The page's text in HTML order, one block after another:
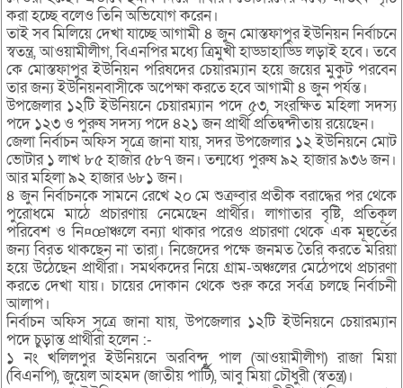
করা হচ্ছে বলেও তিনি অভিযোগ করেন।
তাই সব মিলিয়ে দেখা যাচ্ছে আগামী ৪ জুন মোস্তফাপুর ইউনিয়ন নির্বাচনে
স্বতন্ত্র, আওয়ামীলীগ, বিএনপির মধ্যে ত্রিমুখী হাড্ডাহাড্ডি লড়াই হবে। তবে
কে মোস্তফাপুর ইউনিয়ন পরিষদের চেয়ারম্যান হয়ে জয়ের মুকুট পরবেন
তার জন্য ইউনিয়নবাসীকে অপেক্ষা করতে হবে আগামী ৪ জুন পর্যন্ত।
উপজেলার ১২টি ইউনিয়নে চেয়ারম্যান পদে ৫৩, সংরক্ষিত মহিলা সদস্য
পদে ১২৩ ও পুরুষ সদস্য পদে ৪২১ জন প্রার্থী প্রতিদ্বন্দীতায় রয়েছেন।
জেলা নির্বাচন অফিস সূত্রে জানা যায়, সদর উপজেলার ১২ ইউনিয়নে মোট
ভোটার ১ লাখ ৮৫ হাজার ৫৮৭ জন। তন্মধ্যে পুরুষ ৯২ হাজার ৯৩৬ জন।
আর মহিলা ৯২ হাজার ৬৮১ জন।
৪ জুন নির্বাচনকে সামনে রেখে ২০ মে শুত্রুবার প্রতীক বরাদ্ধের পর থেকে
পুরোধমে মাঠে প্রচারণায় নেমেছেন প্রার্থীর। লাগাতার বৃষ্টি, প্রতিকূল
পরিবেশ ও নি¤œাঞ্চলে বন্যা থাকার পরেও প্রচারণা থেকে এক মূহুর্তের
জন্য বিরত থাকছেন না তারা। নিজেদের পক্ষে জনমত তৈরি করতে মরিয়া
হয়ে উঠেছেন প্রার্থীরা। সমর্থকদের নিয়ে গ্রাম-অঞ্চলের মেঠেপথে প্রচারণা
করতে দেখা যায়। চায়ের দোকান থেকে শুরু করে সর্বত্র চলছে নির্বাচনী
আলাপ।
নির্বাচন অফিস সূত্রে জানা যায়, উপজেলার ১২টি ইউনিয়নে চেয়ারম্যান
পদে চুড়ান্ত প্রার্থীরা হলেন :-
১ নং খলিলপুর ইউনিয়নে অরবিন্দু পাল (আওয়ামীলীগ) রাজা মিয়া
(বিএনপি), জুয়েল আহমদ (জাতীয় পার্টি), আবু মিয়া চৌধুরী (স্বতন্ত্র)।